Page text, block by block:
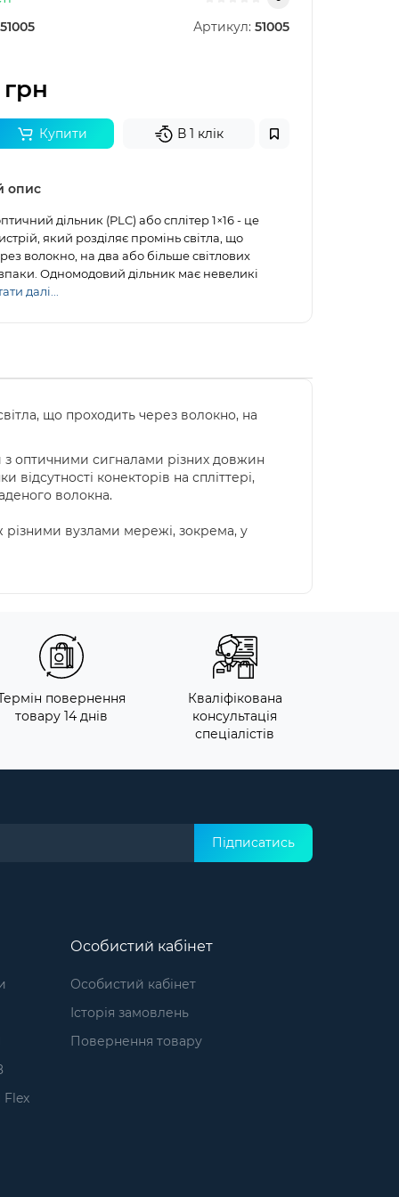
51005 Артикул: 51005
Купити В 1 клік
опис
дільник (PLC) або сплітер 1×16 - це
який розділяє промінь світла, що
волокно, на два або більше світлових
Одномодовий дільник має невеликі
далі...
що проходить через волокно, на
з оптичними сигналами різних довжин
конекторів на спліттері,
волокна.
різними вузлами мережі, зокрема, у
повернення
товару 14 днів
Кваліфікована
консультація
спеціалістів
Підписатись
Flex
Особистий кабінет
Особистий кабінет
Історія замовлень
Повернення товару